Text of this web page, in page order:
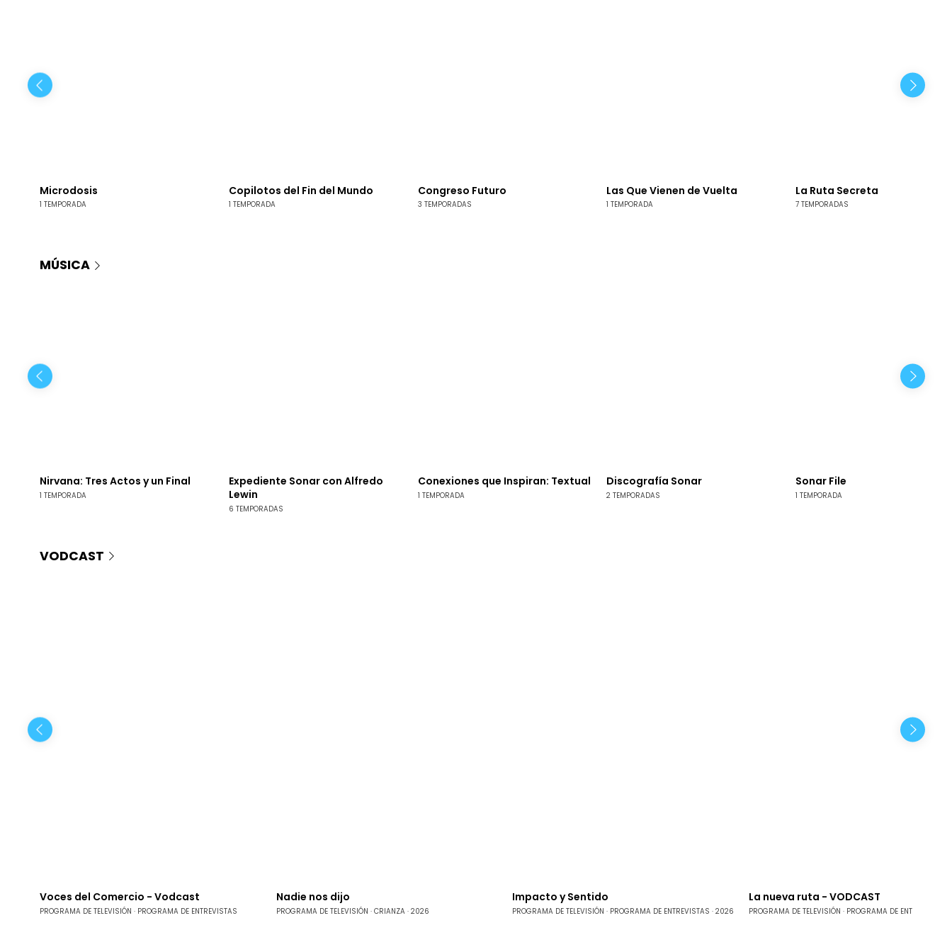
Microdosis
1 TEMPORADA
Copilotos del Fin del Mundo
1 TEMPORADA
Congreso Futuro
3 TEMPORADAS
Las Que Vienen de Vuelta
1 TEMPORADA
La Ruta Secreta
7 TEMPORADAS
MÚSICA
Nirvana: Tres Actos y un Final
1 TEMPORADA
Expediente Sonar con Alfredo
Lewin
6 TEMPORADAS
Conexiones que Inspiran: Textual
1 TEMPORADA
Discografía Sonar
2 TEMPORADAS
Sonar File
1 TEMPORADA
VODCAST
Voces del Comercio - Vodcast
PROGRAMA DE TELEVISIÓN PROGRAMA DE ENTREVISTAS
Nadie nos dijo
PROGRAMA DE TELEVISIÓN CRIANZA 2026
Impacto y Sentido
PROGRAMA DE TELEVISIÓN PROGRAMA DE ENTREVISTAS 2026
La nueva ruta - VODCAST
PROGRAMA DE TELEVISIÓN PROGRAMA DE ENTREVISTAS